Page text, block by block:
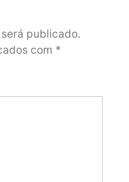
publicado.
com *